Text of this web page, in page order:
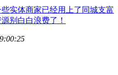
实体商家已经用上了同城支富
别白白浪费了！